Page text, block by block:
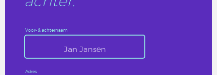
Voor- & achternaam
Adres